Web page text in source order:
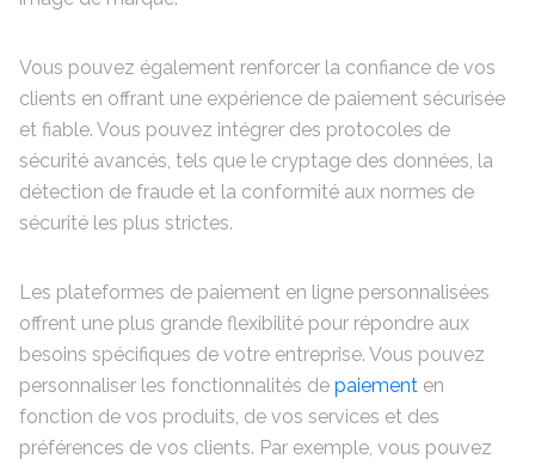
Vous pouvez également renforcer la confiance de vos
clients en offrant une expérience de paiement sécurisée
et fiable. Vous pouvez intégrer des protocoles de
sécurité avancés, tels que le cryptage des données, la
détection de fraude et la conformité aux normes de
sécurité les plus strictes.
Les plateformes de paiement en ligne personnalisées
offrent une plus grande flexibilité pour répondre aux
besoins spécifiques de votre entreprise. Vous pouvez
personnaliser les fonctionnalités de paiement en
fonction de vos produits, de vos services et des
préférences de vos clients. Par exemple, vous pouvez